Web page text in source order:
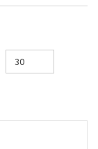
30